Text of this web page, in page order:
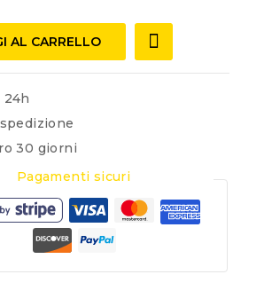
AL CARRELLO
24h
30 giorni
Pagamenti sicuri